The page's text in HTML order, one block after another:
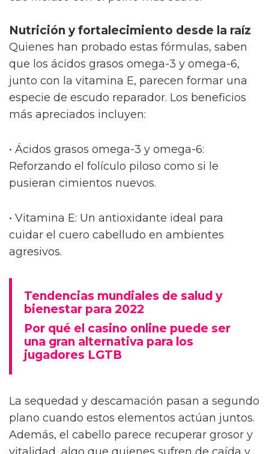
mejorar la apariencia son resultados que no
suelen pasar desapercibidos para quienes
buscan verse y sentirse más jóvenes.
¿Cómo pueden las flores de CBD mejorar la
salud de tu cabello?
No es extraño pensar en el CBD como ese
“fertilizante” increíble para el cabello. Cuando
lo aplicas en tratamientos capilares, la
planta reseca y verla revivir poco a poco. No
resistencia y la vitalidad del cabello y esa es
una de las cosas más valiosas cuando se te
cae incluso con el peine más suave.
Nutrición y fortalecimiento desde la raíz
Quienes han probado estas fórmulas, saben
que los ácidos grasos omega-3 y omega-6,
junto con la vitamina E, parecen formar una
especie de escudo reparador. Los beneficios
más apreciados incluyen:
• Ácidos grasos omega-3 y omega-6: